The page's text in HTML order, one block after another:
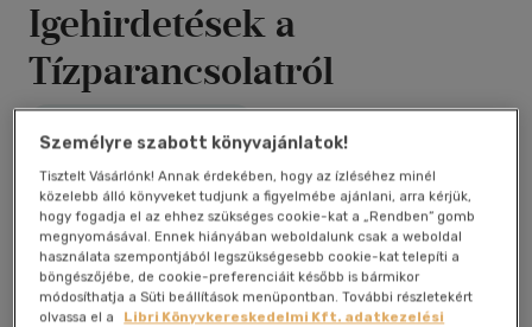
Igehirdetések a
Tízparancsolatról
Személyre szabott könyvajánlatok!
Tisztelt Vásárlónk! Annak érdekében, hogy az ízléséhez minél
közelebb álló könyveket tudjunk a figyelmébe ajánlani, arra kérjük,
hogy fogadja el az ehhez szükséges cookie-kat a „Rendben” gomb
megnyomásával. Ennek hiányában weboldalunk csak a weboldal
használata szempontjából legszükségesebb cookie-kat telepíti a
böngészőjébe, de cookie-preferenciáit később is bármikor
módosíthatja a Süti beállítások menüpontban. További részletekért
olvassa el a
Libri Könyvkereskedelmi Kft. adatkezelési